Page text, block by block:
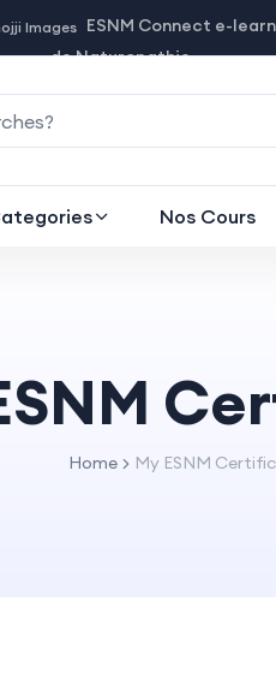
ESNM Connect e-
de Naturopathie
Nos Cours
Home My ESNM